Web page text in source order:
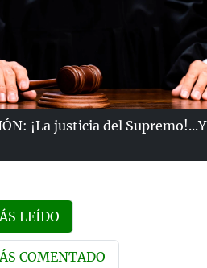
¡La justicia del Supremo!...Y
LEÍDO
COMENTADO